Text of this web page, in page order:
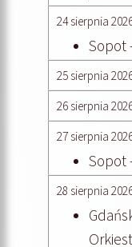
24 sierpnia
Sopot
25 sierpnia
26 sierpnia
27 sierpnia
Sopot
28 sierpnia